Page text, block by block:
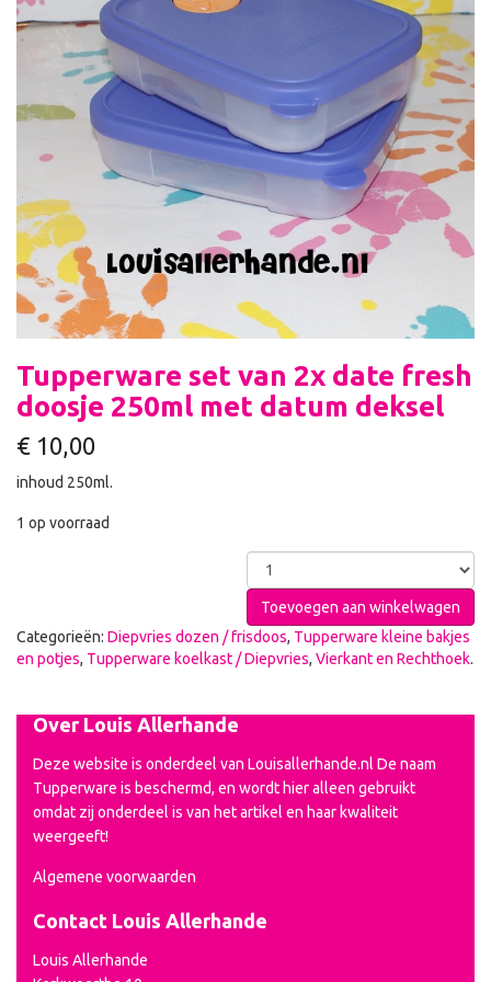
Tupperware set van 2x date fresh
doosje 250ml met datum deksel
€ 10,00
inhoud 250ml.
1 op voorraad
Toevoegen aan winkelwagen
Categorieën: Diepvries dozen / frisdoos, Tupperware kleine bakjes
en potjes, Tupperware koelkast / Diepvries, Vierkant en Rechthoek.
Over Louis Allerhande
Deze website is onderdeel van Louisallerhande.nl De naam
Tupperware is beschermd, en wordt hier alleen gebruikt
omdat zij onderdeel is van het artikel en haar kwaliteit
weergeeft!
Algemene voorwaarden
Contact Louis Allerhande
Louis Allerhande